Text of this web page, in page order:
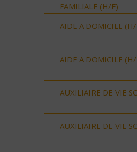
FAMILIALE (H/F)
AIDE A DOMICILE
AIDE A DOMICILE
AUXILIAIRE DE VIE
AUXILIAIRE DE VIE